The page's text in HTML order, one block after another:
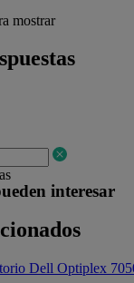
mostrar
interesar